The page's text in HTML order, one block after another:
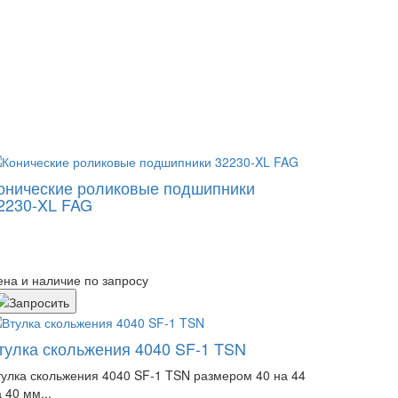
роликовые подшипники
XL FAG
и наличие по запросу
скольжения 4040 SF-1 TSN
скольжения 4040 SF-1 TSN размером 40 на 44
40 мм...